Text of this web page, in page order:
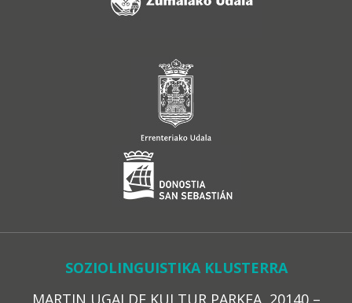
SOZIOLINGUISTIKA KLUSTERRA